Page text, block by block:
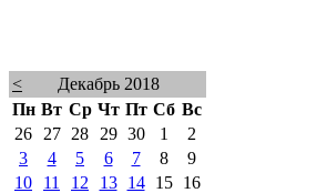
<
Декабрь 2018
Пн Вт Ср Чт Пт Сб Вс
26
27 28 29 30 1
2
3
4 5 6 7 8
9
10
11 12 13 14 15
16